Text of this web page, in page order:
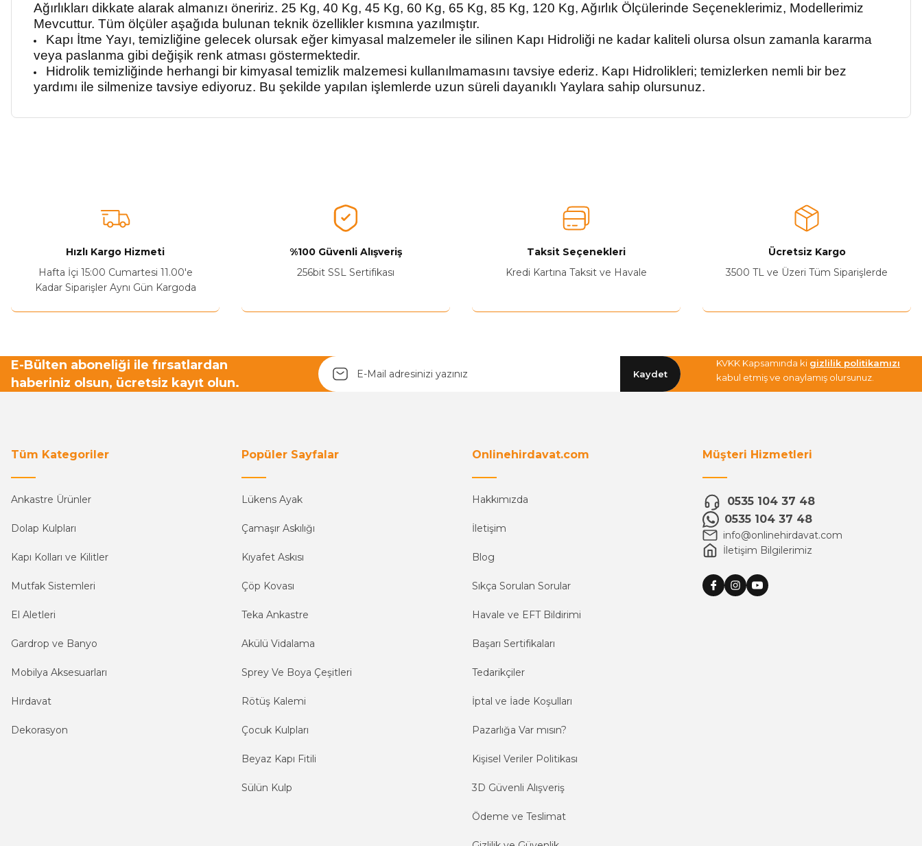
Ağırlıkları dikkate alarak almanızı öneririz. 25 Kg, 40 Kg, 45 Kg, 60 Kg, 65 Kg, 85 Kg, 120 Kg, Ağırlık Ölçülerinde Seçeneklerimiz, Modellerimiz
Mevcuttur. Tüm ölçüler aşağıda bulunan teknik özellikler kısmına yazılmıştır.
Kapı İtme Yayı, temizliğine gelecek olursak eğer kimyasal malzemeler ile silinen Kapı Hidroliği ne kadar kaliteli olursa olsun zamanla kararma
veya paslanma gibi değişik renk atması göstermektedir.
Hidrolik temizliğinde herhangi bir kimyasal temizlik malzemesi kullanılmamasını tavsiye ederiz. Kapı Hidrolikleri; temizlerken nemli bir bez
yardımı ile silmenize tavsiye ediyoruz. Bu şekilde yapılan işlemlerde uzun süreli dayanıklı Yaylara sahip olursunuz.
Ürün açıklamasında eksik bilgiler bulunuyor.
Bu ürüne benzer farklı alternatifler olmalı.
Yetkiliye Gönder
Hızlı Kargo Hizmeti
Hafta İçi 15:00 Cumartesi 11.00'e
Kadar Siparişler Aynı Gün Kargoda
%100 Güvenli Alışveriş
256bit SSL Sertifikası
Taksit Seçenekleri
Kredi Kartına Taksit ve Havale
Ücretsiz Kargo
3500 TL ve Üzeri Tüm Siparişlerde
E-Bülten aboneliği ile fırsatlardan
haberiniz olsun, ücretsiz kayıt olun.
Kaydet
KVKK Kapsamında ki gizlilik politikamızı
kabul etmiş ve onaylamış olursunuz.
Tüm Kategoriler
Ankastre Ürünler
Dolap Kulpları
Kapı Kolları ve Kilitler
Mutfak Sistemleri
El Aletleri
Gardrop ve Banyo
Mobilya Aksesuarları
Hırdavat
Dekorasyon
Popüler Sayfalar
Lükens Ayak
Çamaşır Askılığı
Kıyafet Askısı
Çöp Kovası
Teka Ankastre
Akülü Vidalama
Sprey Ve Boya Çeşitleri
Rötüş Kalemi
Çocuk Kulpları
Beyaz Kapı Fitili
Sülün Kulp
Onlinehirdavat.com
Hakkımızda
İletişim
Blog
Sıkça Sorulan Sorular
Havale ve EFT Bildirimi
Başarı Sertifikaları
Tedarikçiler
İptal ve İade Koşulları
Pazarlığa Var mısın?
Kişisel Veriler Politikası
3D Güvenli Alışveriş
Ödeme ve Teslimat
Müşteri Hizmetleri
0535 104 37 48
0535 104 37 48
info@onlinehirdavat.com
İletişim Bilgilerimiz